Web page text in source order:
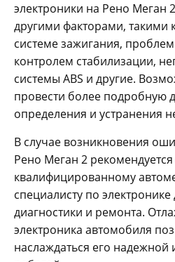
электроники на Рено Меган
другими факторами, такими
системе зажигания,
контролем стабилизации,
системы ABS и другие.
провести более подробную
определения и устранения
В случае возникновения
Рено Меган 2 рекомендуется
квалифицированному
специалисту по
диагностики и ремонта.
электроника автомобиля
наслаждаться его надежной